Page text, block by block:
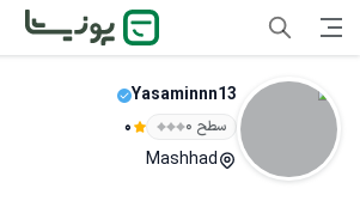
Yasaminnn13
سطح ۰ 0
Mashhad